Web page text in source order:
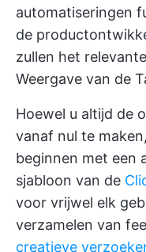
automatiseringen
de
zullen het
Weergave van de
Hoewel u altijd de
vanaf nul te
beginnen met een
sjabloon van de
voor vrijwel elk
verzamelen van
creatieve